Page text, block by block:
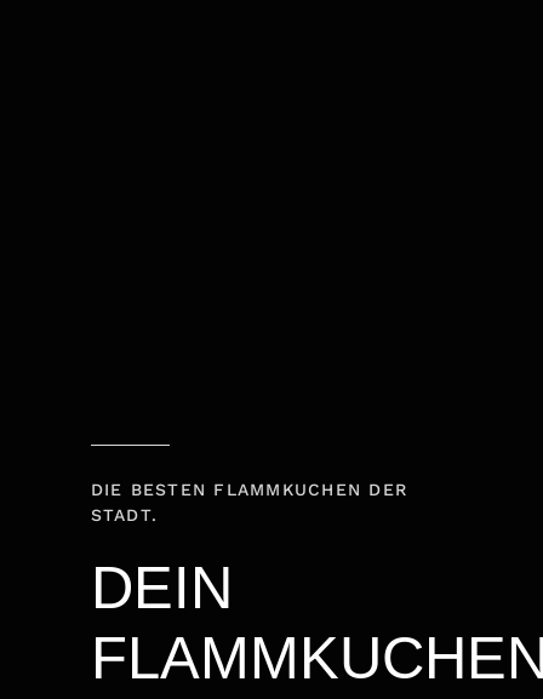
DIE BESTEN FLAMMKUCHEN DER
STADT.
DEIN